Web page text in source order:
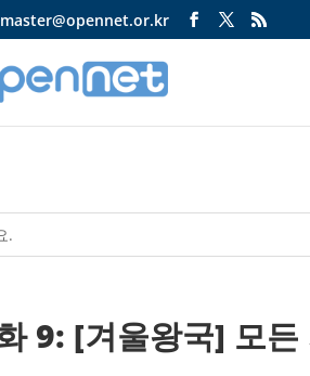
master@opennet.or.kr
9: [겨울왕국] 모든